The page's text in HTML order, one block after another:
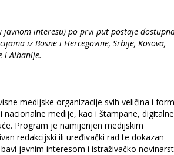
javnom interesu) po prvi put postaje
iz Bosne i Hercegovine, Srbije, Kosova,
i Albanije.
medijske organizacije svih veličina i
nacionalne medije, kao i štampane,
Program je namijenjen medijskim
redakcijski ili uređivački rad te dokazan
javnim interesom i istraživačko